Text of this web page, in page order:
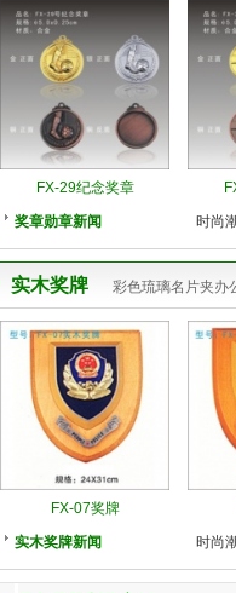
FX-29纪念奖章
奖章勋章新闻
时尚
实木奖牌 彩色琉璃名片夹办
FX-07奖牌
实木奖牌新闻
时尚